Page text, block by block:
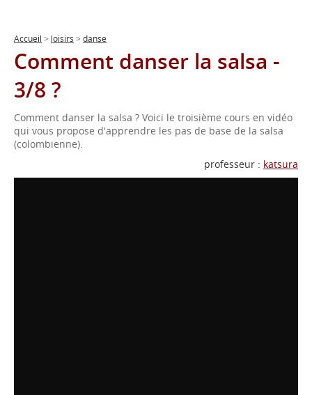
Accueil > loisirs > danse
Comment danser la salsa -
3/8 ?
Comment danser la salsa ? Voici le troisième cours en vidéo
qui vous propose d'apprendre les pas de base de la salsa
(colombienne).
professeur : katsura